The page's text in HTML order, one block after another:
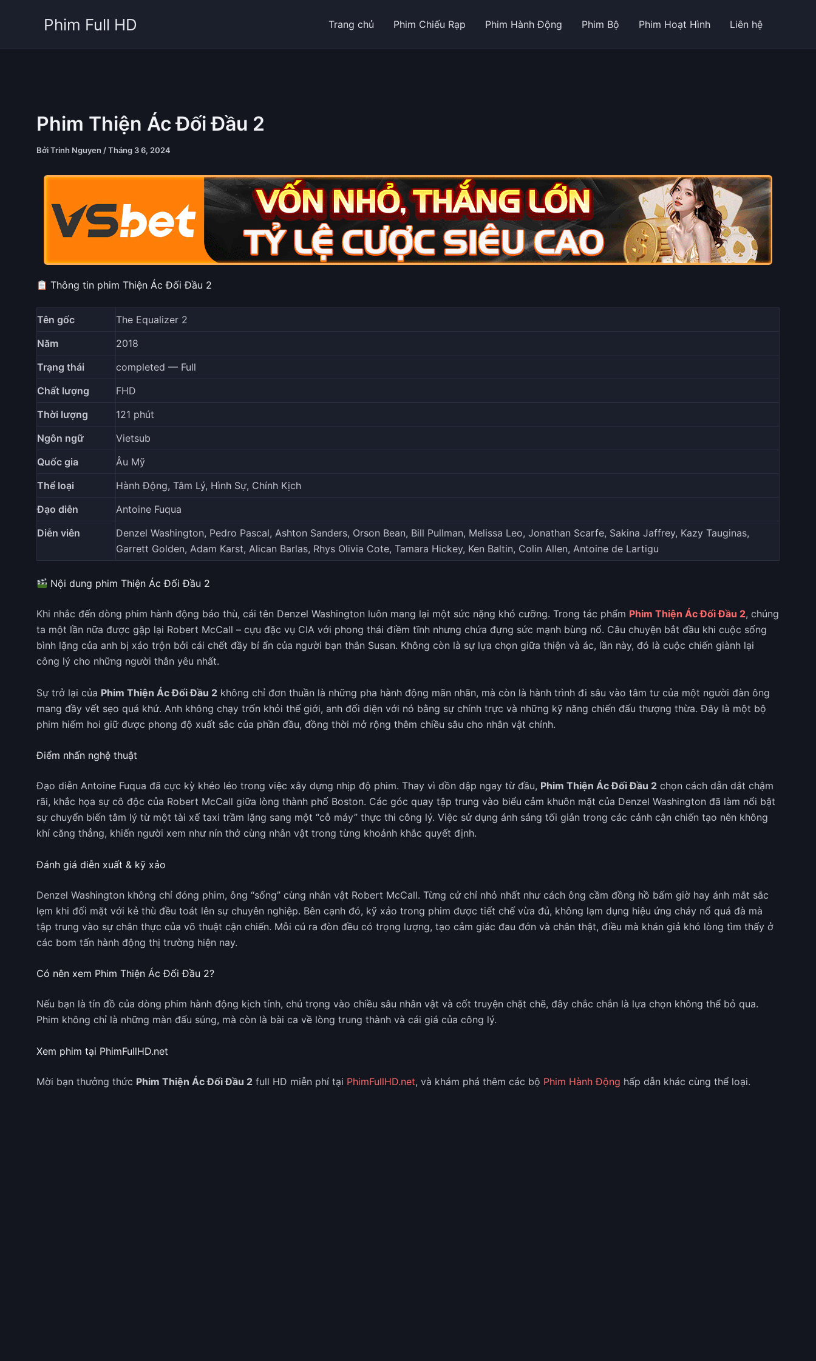
Phim Full HD Trang chủ Phim Chiếu Rạp Phim Hành Động Phim Bộ Phim Hoạt Hình Liên hệ
Phim Thiện Ác Đối Đầu 2
BởiTrinh Nguyen /Tháng 3 6, 2024
Thông tin phim Thiện Ác Đối Đầu 2
Tên gốc
The Equalizer 2
Năm
2018
Trạng thái
completed — Full
Chất lượng
FHD
Thời lượng
121 phút
Ngôn ngữ
Vietsub
Quốc gia
Âu Mỹ
Thể loại
Hành Động, Tâm Lý, Hình Sự, Chính Kịch
Đạo diễn
Antoine Fuqua
Diễn viên
Denzel Washington, Pedro Pascal, Ashton Sanders, Orson Bean, Bill Pullman, Melissa Leo, Jonathan Scarfe, Sakina Jaffrey, Kazy Tauginas,
Garrett Golden, Adam Karst, Alican Barlas, Rhys Olivia Cote, Tamara Hickey, Ken Baltin, Colin Allen, Antoine de Lartigu
Nội dung phim Thiện Ác Đối Đầu 2
Khi nhắc đến dòng phim hành động báo thù, cái tên Denzel Washington luôn mang lại một sức nặng khó cưỡng. Trong tác phẩm Phim Thiện Ác Đối Đầu 2, chúng
ta một lần nữa được gặp lại Robert McCall – cựu đặc vụ CIA với phong thái điềm tĩnh nhưng chứa đựng sức mạnh bùng nổ. Câu chuyện bắt đầu khi cuộc sống
bình lặng của anh bị xáo trộn bởi cái chết đầy bí ẩn của người bạn thân Susan. Không còn là sự lựa chọn giữa thiện và ác, lần này, đó là cuộc chiến giành lại
công lý cho những người thân yêu nhất.
Sự trở lại của Phim Thiện Ác Đối Đầu 2 không chỉ đơn thuần là những pha hành động mãn nhãn, mà còn là hành trình đi sâu vào tâm tư của một người đàn ông
mang đầy vết sẹo quá khứ. Anh không chạy trốn khỏi thế giới, anh đối diện với nó bằng sự chính trực và những kỹ năng chiến đấu thượng thừa. Đây là một bộ
phim hiếm hoi giữ được phong độ xuất sắc của phần đầu, đồng thời mở rộng thêm chiều sâu cho nhân vật chính.
Điểm nhấn nghệ thuật
Đạo diễn Antoine Fuqua đã cực kỳ khéo léo trong việc xây dựng nhịp độ phim. Thay vì dồn dập ngay từ đầu, Phim Thiện Ác Đối Đầu 2 chọn cách dẫn dắt chậm
rãi, khắc họa sự cô độc của Robert McCall giữa lòng thành phố Boston. Các góc quay tập trung vào biểu cảm khuôn mặt của Denzel Washington đã làm nổi bật
sự chuyển biến tâm lý từ một tài xế taxi trầm lặng sang một “cỗ máy” thực thi công lý. Việc sử dụng ánh sáng tối giản trong các cảnh cận chiến tạo nên không
khí căng thẳng, khiến người xem như nín thở cùng nhân vật trong từng khoảnh khắc quyết định.
Đánh giá diễn xuất & kỹ xảo
Denzel Washington không chỉ đóng phim, ông “sống” cùng nhân vật Robert McCall. Từng cử chỉ nhỏ nhất như cách ông cầm đồng hồ bấm giờ hay ánh mắt sắc
lẹm khi đối mặt với kẻ thù đều toát lên sự chuyên nghiệp. Bên cạnh đó, kỹ xảo trong phim được tiết chế vừa đủ, không lạm dụng hiệu ứng cháy nổ quá đà mà
tập trung vào sự chân thực của võ thuật cận chiến. Mỗi cú ra đòn đều có trọng lượng, tạo cảm giác đau đớn và chân thật, điều mà khán giả khó lòng tìm thấy ở
các bom tấn hành động thị trường hiện nay.
Có nên xem Phim Thiện Ác Đối Đầu 2?
Nếu bạn là tín đồ của dòng phim hành động kịch tính, chú trọng vào chiều sâu nhân vật và cốt truyện chặt chẽ, đây chắc chắn là lựa chọn không thể bỏ qua.
Phim không chỉ là những màn đấu súng, mà còn là bài ca về lòng trung thành và cái giá của công lý.
Xem phim tại PhimFullHD.net
Mời bạn thưởng thức Phim Thiện Ác Đối Đầu 2 full HD miễn phí tại PhimFullHD.net, và khám phá thêm các bộ Phim Hành Động hấp dẫn khác cùng thể loại.